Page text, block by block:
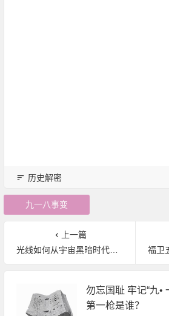
历史解密
九一八事变
上一篇
光线如何从宇宙黑暗时代逃逸：黑洞让宇宙变光明
福卫五号
勿忘国耻 牢记“九•
第一枪是谁？